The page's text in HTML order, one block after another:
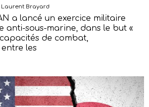
Laurent Brayard
a lancé un exercice militaire
anti-sous-marine, dans le but «
de combat,
les